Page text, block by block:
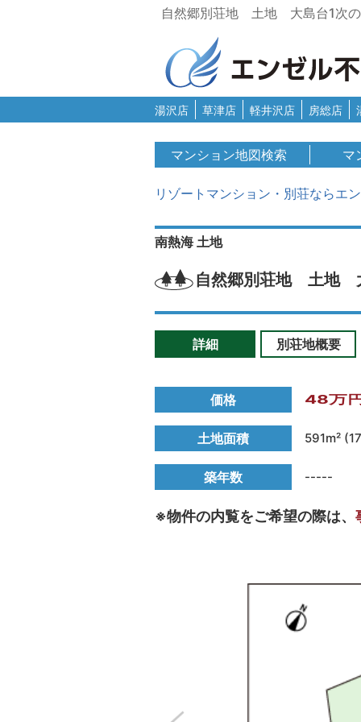
自然郷別荘地 土地 大島台1次
湯沢店 草津店 軽井沢店 房総店
マンション地図検索 マ
リゾートマンション・別荘ならエ
南熱海 土地
自然郷別荘地 土地
詳細 別荘地概要
価格 48万
土地面積 591m²
築年数 -----
※物件の内覧をご希望の際は、